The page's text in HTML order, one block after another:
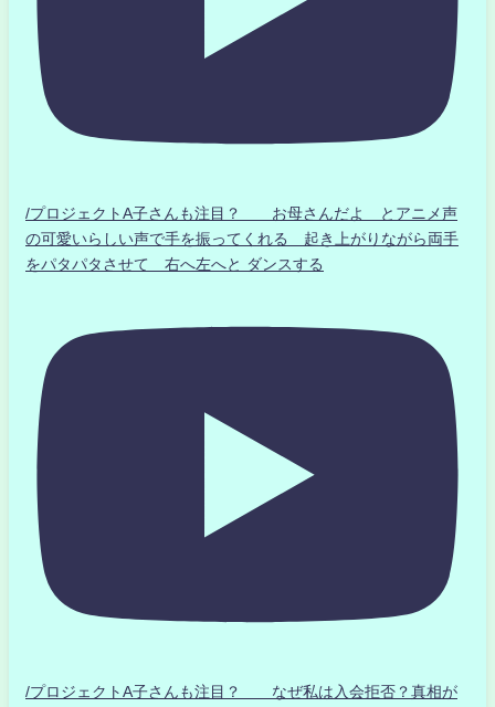
/プロジェクトA子さんも注目？ お母さんだよ とアニメ声
の可愛いらしい声で手を振ってくれる 起き上がりながら両手
をパタパタさせて 右へ左へと ダンスする
/プロジェクトA子さんも注目？ なぜ私は入会拒否？真相が